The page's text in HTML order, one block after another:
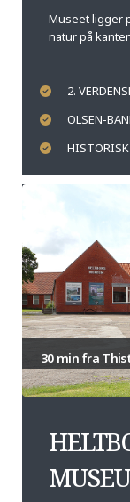
Museet ligger
natur på
2.
OLSEN-
HISTORISK
30 min fra